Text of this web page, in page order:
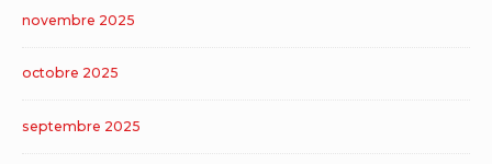
novembre 2025
octobre 2025
septembre 2025